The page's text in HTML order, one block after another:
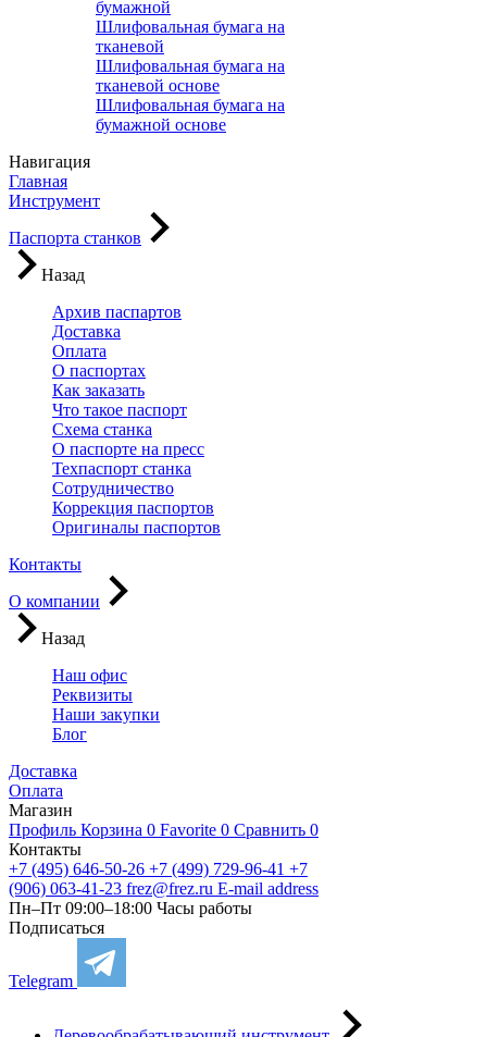
бумажной
Шлифовальная бумага на
тканевой
Шлифовальная бумага на
тканевой основе
Шлифовальная бумага на
бумажной основе
Навигация
Главная
Инструмент
Паспорта станков
Назад
Архив паспартов
Доставка
Оплата
О паспортах
Как заказать
Что такое паспорт
Схема станка
О паспорте на пресс
Техпаспорт станка
Сотрудничество
Коррекция паспортов
Оригиналы паспортов
Контакты
О компании
Назад
Наш офис
Реквизиты
Наши закупки
Блог
Доставка
Оплата
Магазин
Профиль Корзина 0 Favorite 0 Сравнить 0
Контакты
+7 (495) 646-50-26 +7 (499) 729-96-41 +7
(906) 063-41-23 frez@frez.ru E-mail address
Пн–Пт 09:00–18:00 Часы работы
Подписаться
Telegram